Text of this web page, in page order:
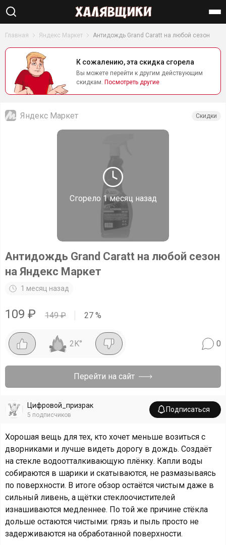
Найти
Главная Яндекс Маркет Антидождь Grand Caratt на любой сезон
К сожалению, эта скидка сгорела
Вы можете перейти к другим действующим
скидкам. Посмотреть другие
Сгорело 1 месяц назад
Яндекс Маркет Скидки
Антидождь Grand Caratt на любой сезон
на Яндекс Маркет
1 месяц назад
109 ₽ 149₽ 27 %
2K° 0
Перейти на сайт
Цифровой_призрак
5 подписчиков
Подписаться
Хорошая вещь для тех, кто хочет меньше возиться с
дворниками и лучше видеть дорогу в дождь. Создаёт
на стекле водоотталкивающую плёнку. Капли воды
собираются в шарики и скатываются, не размазываясь
по поверхности. В итоге обзор остаётся чистым даже в
сильный ливень, а щётки стеклоочистителей
изнашиваются медленнее. По той же причине стёкла
дольше остаются чистыми: грязь и пыль просто не
задерживаются на обработанной поверхности.